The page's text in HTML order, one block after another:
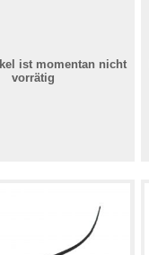
ist momentan nicht
vorrätig